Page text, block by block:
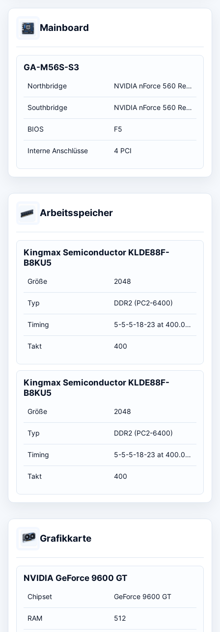
Mainboard
GA-M56S-S3
Northbridge NVIDIA nForce 560 Revision A3
Southbridge NVIDIA nForce 560 Revision A3
BIOS F5
Interne Anschlüsse 4 PCI
Arbeitsspeicher
Kingmax Semiconductor KLDE88F-
B8KU5
Größe 2048
Typ DDR2 (PC2-6400)
Timing 5-5-5-18-23 at 400.0 MHz, at 1.8 volts (CL-RCD-RP-RAS-RC)
Takt 400
Kingmax Semiconductor KLDE88F-
B8KU5
Größe 2048
Typ DDR2 (PC2-6400)
Timing 5-5-5-18-23 at 400.0 MHz, at 1.8 volts (CL-RCD-RP-RAS-RC)
Takt 400
Grafikkarte
NVIDIA GeForce 9600 GT
Chipset GeForce 9600 GT
RAM 512